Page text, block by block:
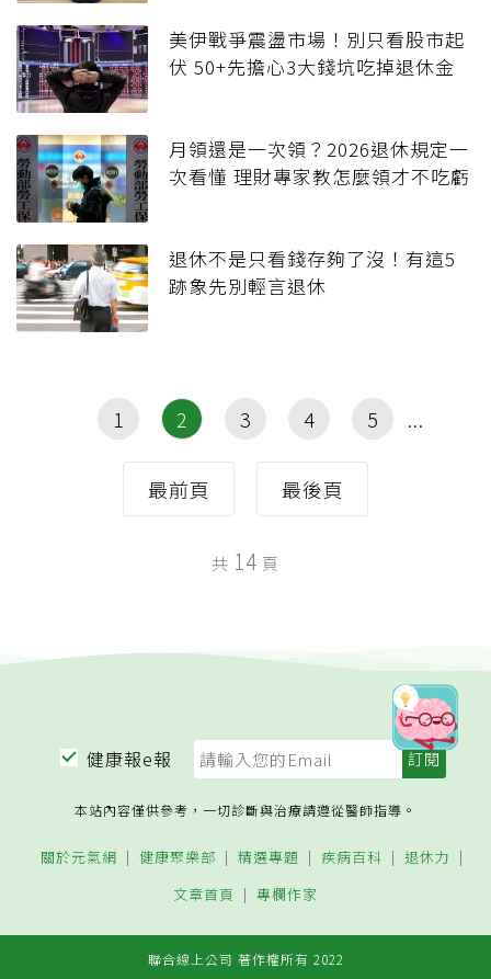
美伊戰爭震盪市場！別只看股市起
伏 50+先擔心3大錢坑吃掉退休金
月領還是一次領？2026退休規定一
次看懂 理財專家教怎麼領才不吃虧
退休不是只看錢存夠了沒！有這5
跡象先別輕言退休
最前頁
1 2 3 4 5
最後頁
共 14 頁
健康報e報
本站內容僅供參考，一切診斷與治療請遵從醫師指導。
關於元氣網 健康聚樂部 精選專題 疾病百科
退休力
文章首頁
專欄作家
聯合線上公司 著作權所有 2022